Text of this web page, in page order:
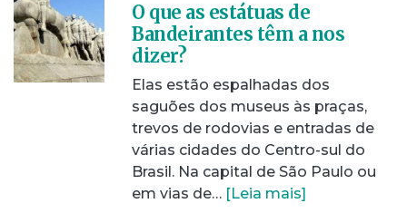
O que as estátuas de
Bandeirantes têm a nos
dizer?
Elas estão espalhadas dos
saguões dos museus às praças,
trevos de rodovias e entradas de
várias cidades do Centro-sul do
Brasil. Na capital de São Paulo ou
em vias de… [Leia mais]